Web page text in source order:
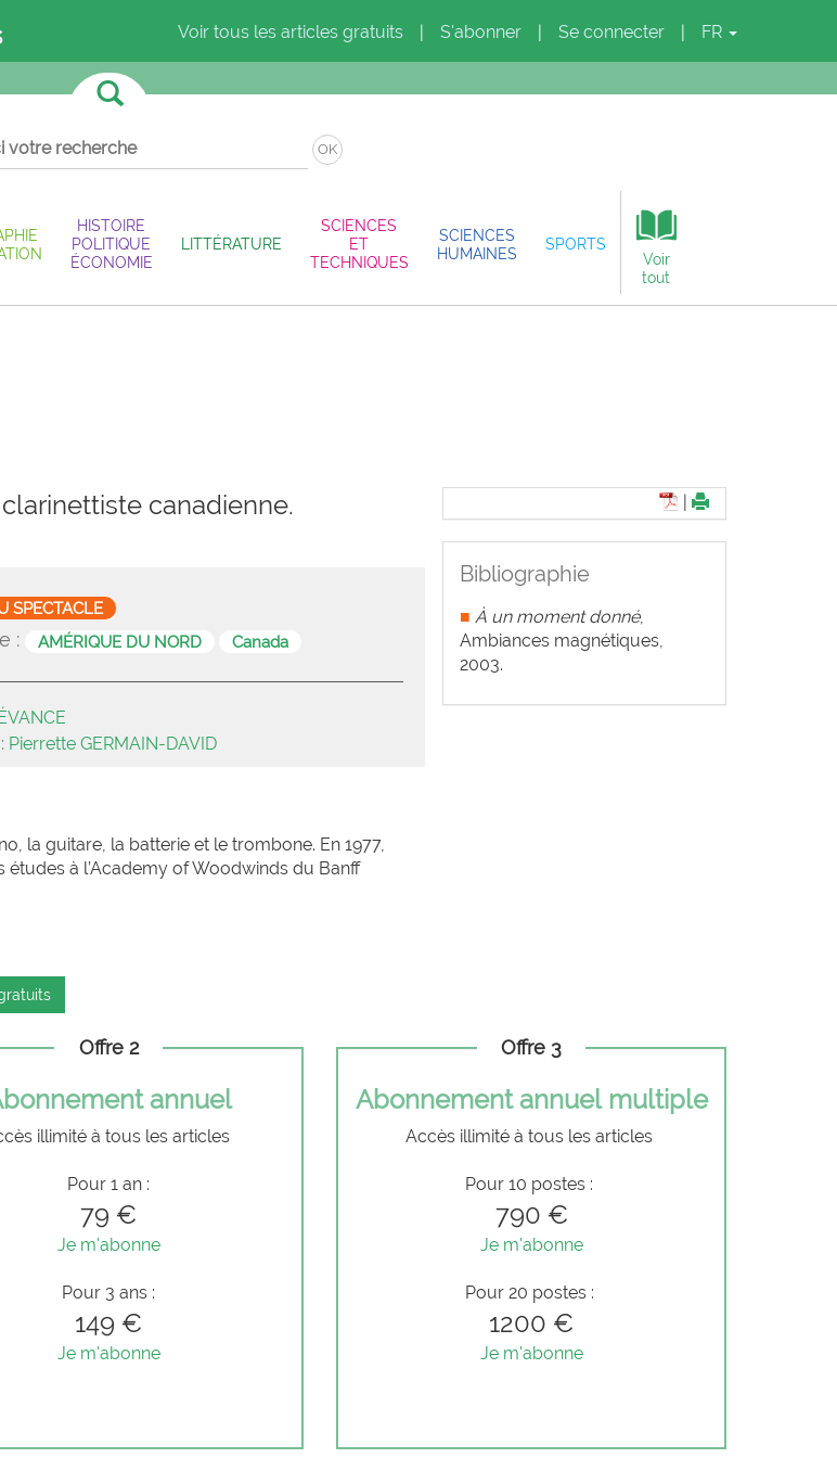
Voir tous les articles gratuits S'abonner Se connecter FR
OK
HISTOIRE
POLITIQUE
ÉCONOMIE
LITTÉRATURE
SCIENCES
ET
TECHNIQUES
SCIENCES
HUMAINES
SPORTS
Voir
tout
canadienne.
SPECTACLE
: AMÉRIQUE DU NORD Canada
Pierrette GERMAIN-DAVID
la guitare, la batterie et le trombone. En 1977,
à l’Academy of Woodwinds du Banff
Bibliographie
■ À un moment donné,
Ambiances magnétiques,
2003.
Offre 2
annuel
illimité à tous les articles
Pour 1 an :
79 €
Je m'abonne
Pour 3 ans :
149 €
Je m'abonne
Offre 3
Abonnement annuel multiple
Accès illimité à tous les articles
Pour 10 postes :
790 €
Je m'abonne
Pour 20 postes :
1200 €
Je m'abonne